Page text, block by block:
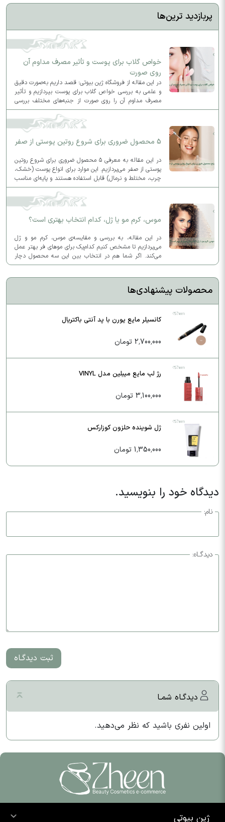
پربازدید ترین‌ها
خواص گلاب برای پوست و تأثیر مصرف مداوم آن
روی صورت
در این مقاله از فروشگاه ژین بیوتی؛ قصد داریم به‌صورت دقیق
و علمی به بررسی خواص گلاب برای پوست بپردازیم و تأثیر
مصرف مداوم آن را روی صورت از جنبه‌های مختلف بررسی
کنیم.
5 محصول ضروری برای شروع روتین پوستی از صفر
در این مقاله به معرفی ۵ محصول ضروری برای شروع روتین
پوستی از صفر می‌پردازیم. این موارد برای انواع پوست (خشک،
چرب، مختلط و نرمال) قابل استفاده هستند و پایه‌ای مناسب
برای روتین روزانه و شبانه شما فراهم می‌کنند.
موس، کرم مو یا ژل، کدام انتخاب بهتری است؟
در این مقاله، به بررسی و مقایسه‌ی موس، کرم مو و ژل
می‌پردازیم تا مشخص کنیم کدام‌یک برای موهای فر بهتر عمل
می‌کند. اگر شما هم در انتخاب بین این سه محصول دچار
تردید شده‌اید، این مطلب به شما کمک خواهد کرد.
محصولات پیشنهادی‌ها
کانسیلر مایع یورن با پد آنتی باکتریال
2,700,000 تومان
رژ لب مایع میبلین مدل VINYL
3,100,000 تومان
ژل شوینده حلزون کوزارکس
1,350,000 تومان
دیدگاه خود را بنویسید.
نام:
دیدگـاه:
ثبت دیدگـاه
دیدگـاه شمـا
اولین نفری باشید که نظر می‌دهید.
ژین بیوتی